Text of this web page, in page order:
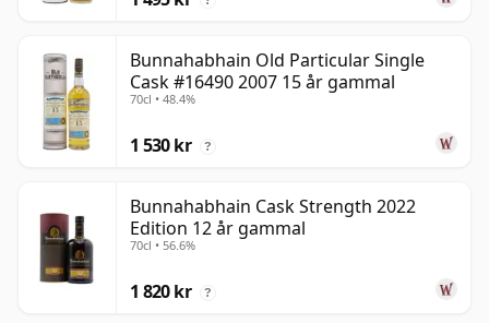
Bunnahabhain Old Particular Single
Cask #16490 2007 15 år gammal
70cl • 48.4%
1 530 kr ?
Bunnahabhain Cask Strength 2022
Edition 12 år gammal
70cl • 56.6%
1 820 kr ?